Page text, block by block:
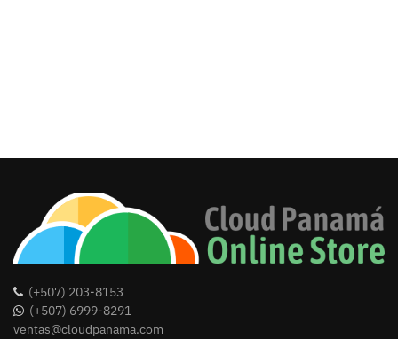
(+507) 203-8153
(+507) 6999-8291
ventas@cloudpanama.com